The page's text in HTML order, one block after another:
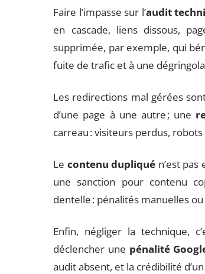
Faire l’impasse sur l’audit
en cascade, liens dissous,
supprimée, par exemple, qui
fuite de trafic et à une
Les redirections mal gérées
d’une page à une autre ; une
carreau : visiteurs perdus,
Le contenu dupliqué n’est
une sanction pour contenu
dentelle : pénalités manuelles
Enfin, négliger la technique,
déclencher une pénalité
audit absent, et la crédibilité